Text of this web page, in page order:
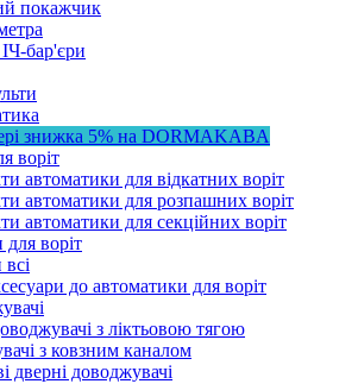
покажчик
бар'єри
знижка 5% на DORMAKABA
воріт
автоматики для відкатних воріт
автоматики для розпашних воріт
автоматики для секційних воріт
воріт
до автоматики для воріт
з ліктьовою тягою
з ковзним каналом
дверні доводжувачі